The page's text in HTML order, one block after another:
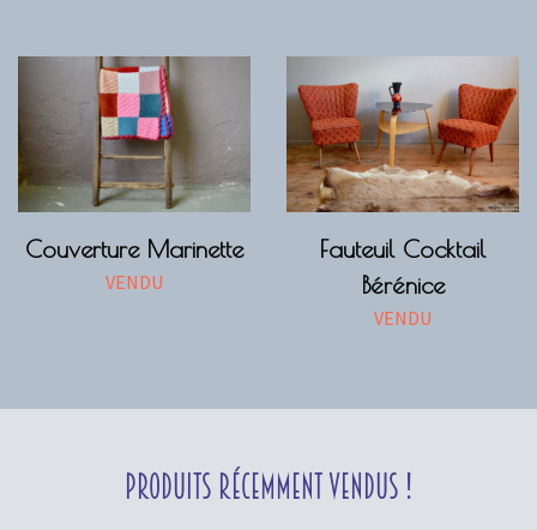
Couverture Marinette
VENDU
Fauteuil Cocktail
Bérénice
VENDU
Produits récemment vendus !